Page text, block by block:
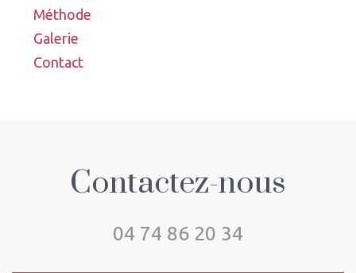
Méthode
Galerie
Contact
Contactez-nous
04 74 86 20 34